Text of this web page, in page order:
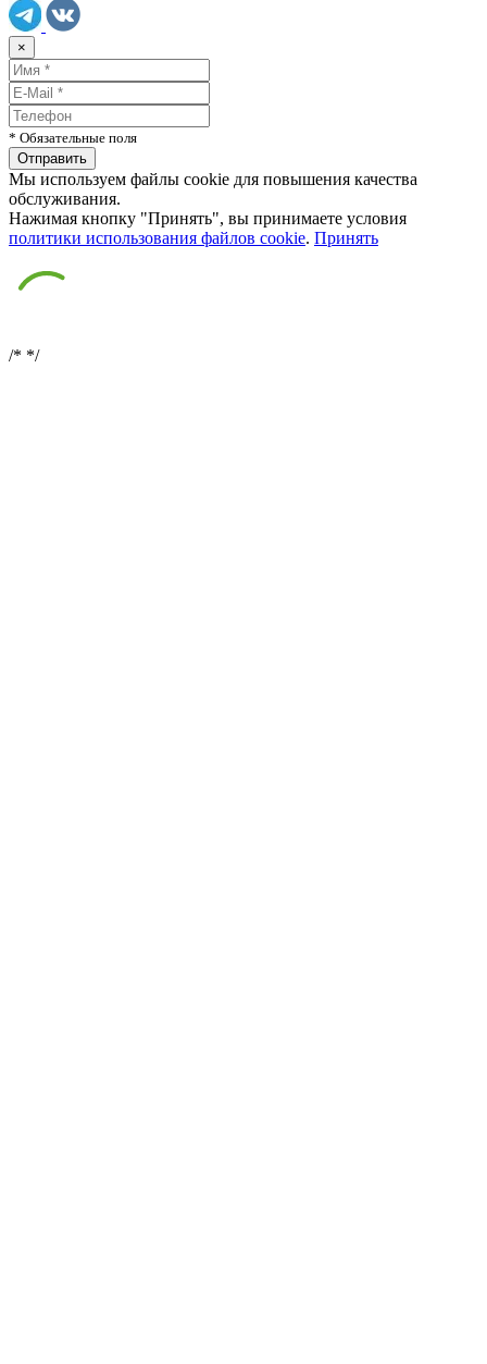
×
* Обязательные поля
Мы используем файлы cookie для повышения качества
обслуживания.
Нажимая кнопку "Принять", вы принимаете условия
политики использования файлов cookie. Принять
/* */